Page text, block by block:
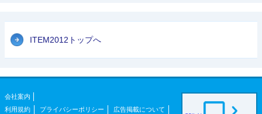
ITEM2012トップへ
会社案内
利用規約
プライバシーポリシー 広告掲載について